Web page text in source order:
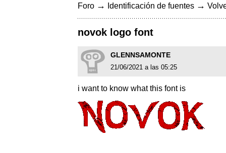
Foro → Identificación de fuentes →
novok logo font
GLENNSAMONTE
21/06/2021 a las 05:25
i want to know what this font is